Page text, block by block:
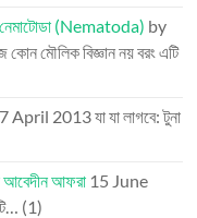
(Nematoda) by
কোন মৌলিক বিজ্ঞান নয় বরং এটি
April 2013যা যা লাগবে: টুনা
আবেদীন আফরা 15 June
(1)